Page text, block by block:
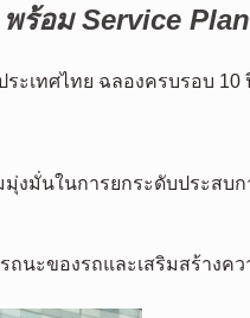
ร้อม Service
ะเทศไทย ฉลองครบรอบ
งมั่นในการยกระดับประสบ
นะของรถและเสริมสร้างค